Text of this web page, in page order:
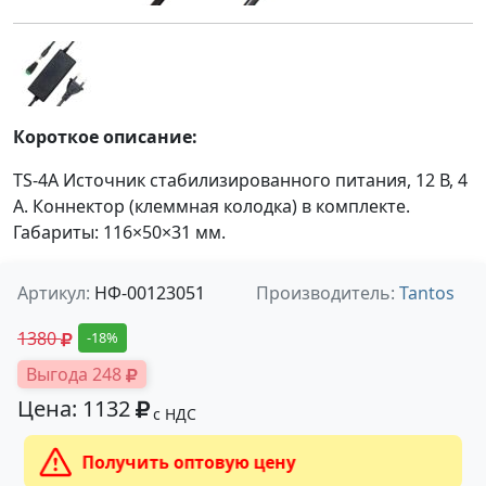
Короткое описание:
TS-4A Источник стабилизированного питания, 12 В, 4
А. Коннектор (клеммная колодка) в комплекте.
Габариты: 116×50×31 мм.
Артикул: НФ-00123051 Производитель: Tantos
1380
-18%
Выгода 248
Цена: 1132 с НДС
Получить оптовую цену